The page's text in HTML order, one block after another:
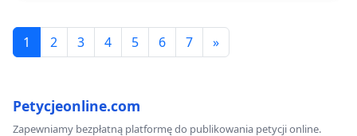
1 2 3 4 5 6 7 »
Petycjeonline.com
Zapewniamy bezpłatną platformę do publikowania petycji online.